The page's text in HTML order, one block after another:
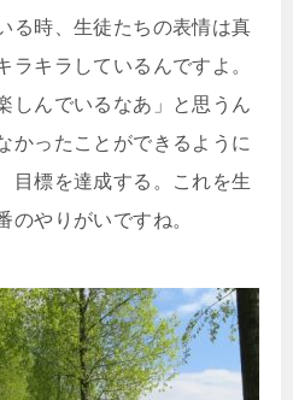
る時、生徒たちの表情は真
ラキラしているんですよ。
しんでいるなあ」と思うん
かったことができるように
目標を達成する。これを生
のやりがいですね。